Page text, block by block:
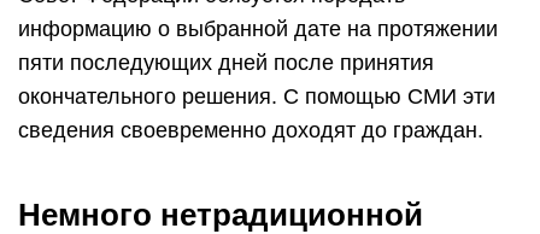
информацию о выбранной дате на протяжении
пяти последующих дней после принятия
окончательного решения. С помощью СМИ эти
сведения своевременно доходят до граждан.
Немного нетрадиционной